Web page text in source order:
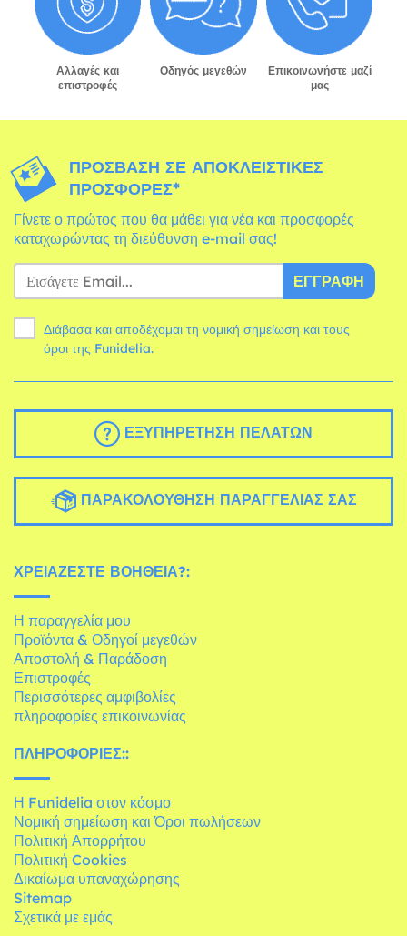
Αλλαγές και
επιστροφές
Οδηγός μεγεθών
Επικοινωνήστε μαζί
μας
ΠΡΌΣΒΑΣΗ ΣΕ ΑΠΟΚΛΕΙΣΤΙΚΈΣ
ΠΡΟΣΦΟΡΈΣ*
Γίνετε ο πρώτος που θα μάθει για νέα και προσφορές
καταχωρώντας τη διεύθυνση e-mail σας!
ΕΓΓΡΑΦΉ
Διάβασα και αποδέχομαι τη νομική σημείωση και τους
όροι της Funidelia.
ΕΞΥΠΗΡΈΤΗΣΗ ΠΕΛΑΤΏΝ
ΠΑΡΑΚΟΛΟΎΘΗΣΗ ΠΑΡΑΓΓΕΛΊΑΣ ΣΑΣ
ΧΡΕΙΆΖΕΣΤΕ ΒΟΉΘΕΙΑ?:
Η παραγγελία μου
Προϊόντα & Οδηγοί μεγεθών
Αποστολή & Παράδοση
Επιστροφές
Περισσότερες αμφιβολίες
πληροφορίες επικοινωνίας
ΠΛΗΡΟΦΟΡΊΕΣ::
Η Funidelia στον κόσμο
Νομική σημείωση και Όροι πωλήσεων
Πολιτική Απορρήτου
Πολιτική Cookies
Δικαίωμα υπαναχώρησης
Sitemap
Σχετικά με εμάς